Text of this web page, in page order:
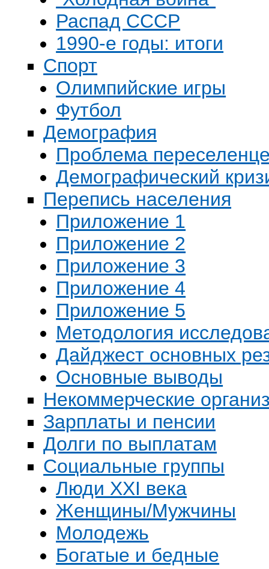
Распад СССР
1990-е годы: итоги
Спорт
Олимпийские игры
Футбол
Демография
Проблема
Демографический
Перепись населения
Приложение 1
Приложение 2
Приложение 3
Приложение 4
Приложение 5
Методология
Дайджест основных
Основные выводы
Некоммерческие
Зарплаты и пенсии
Долги по выплатам
Социальные группы
Люди XXI века
Женщины/Мужчины
Молодежь
Богатые и бедные